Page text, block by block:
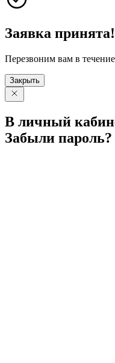
Заявка принята!
Перезвоним вам в
Закрыть
В личный
Забыли пароль?